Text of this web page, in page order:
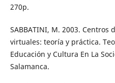
270p.
SABBATINI, M. 2003. Centros
virtuales: teoría y práctica.
Educación y Cultura En La
Salamanca.